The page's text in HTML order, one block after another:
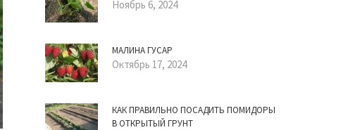
Ноябрь 6, 2024
МАЛИНА ГУСАР
Октябрь 17, 2024
КАК ПРАВИЛЬНО ПОСАДИТЬ ПОМИДОРЫ
В ОТКРЫТЫЙ ГРУНТ